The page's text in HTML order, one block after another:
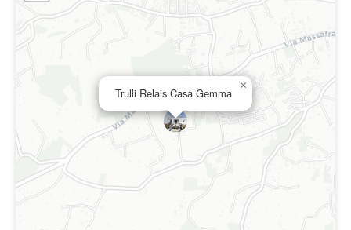
Trulli Relais Casa Gemma
×